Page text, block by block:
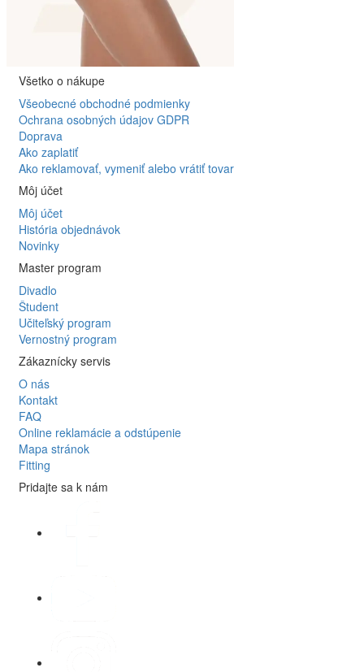
Všetko o nákupe
Všeobecné obchodné podmienky
Ochrana osobných údajov GDPR
Doprava
Ako zaplatiť
Ako reklamovať, vymeniť alebo vrátiť tovar
Môj účet
Môj účet
História objednávok
Novinky
Master program
Divadlo
Študent
Učiteľský program
Vernostný program
Zákaznícky servis
O nás
Kontakt
FAQ
Online reklamácie a odstúpenie
Mapa stránok
Fitting
Pridajte sa k nám